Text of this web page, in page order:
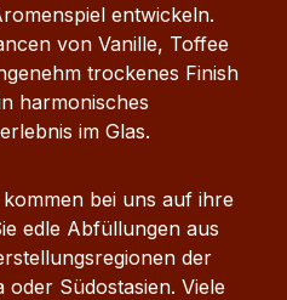
entwickeln.
von Vanille, Toffee
trockenes Finish
harmonisches
im Glas.
bei uns auf ihre
edle Abfüllungen aus
der
oder Südostasien. Viele